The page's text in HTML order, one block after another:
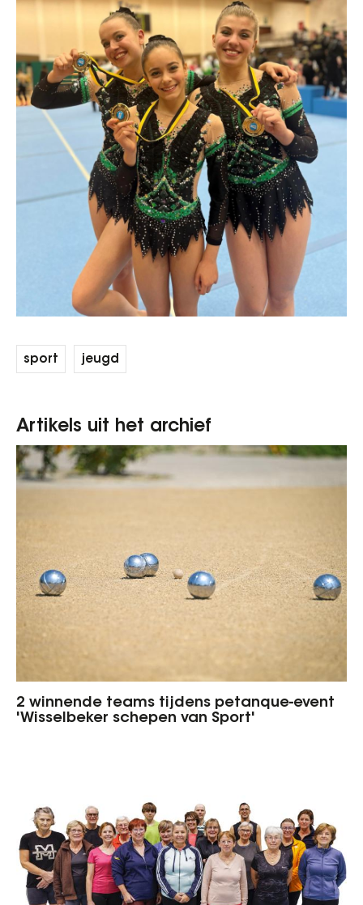
sport jeugd
Artikels uit het archief
2 winnende teams tijdens petanque-event
'Wisselbeker schepen van Sport'